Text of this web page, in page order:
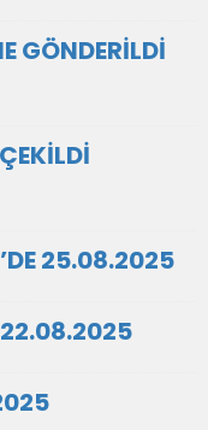
GÖNDERİLDİ
25.08.2025
22.08.2025